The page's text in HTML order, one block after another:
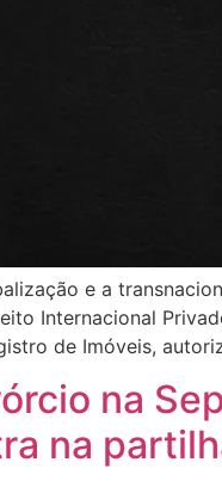
e a
Internacional
de Imóveis,
na
na